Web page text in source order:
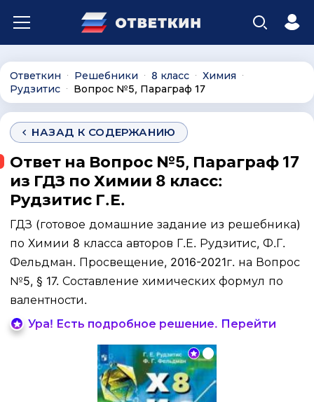
Ответкин ∙ Решебники ∙ 8 класс ∙ Химия ∙
Рудзитис ∙ Вопрос №5, Параграф 17
НАЗАД К СОДЕРЖАНИЮ
Ответ на Вопрос №5, Параграф 17
из ГДЗ по Химии 8 класс:
Рудзитис Г.Е.
ГДЗ (готовое домашние задание из решебника)
по Химии 8 класса авторов Г.Е. Рудзитис, Ф.Г.
Фельдман. Просвещение, 2016-2021г. на Вопрос
№5, § 17. Составление химических формул по
валентности.
Ура! Есть подробное решение. Перейти